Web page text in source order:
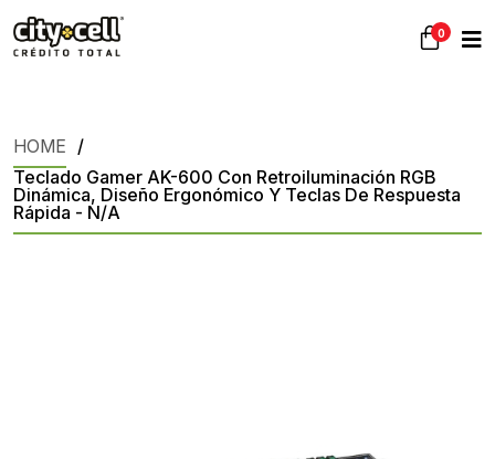
0
HOME
Teclado Gamer AK-600 Con Retroiluminación RGB
Dinámica, Diseño Ergonómico Y Teclas De Respuesta
Rápida - N/A